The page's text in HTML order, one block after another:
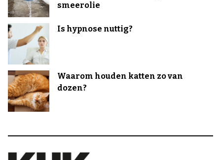
smeerolie
Is hypnose nuttig?
Waarom houden katten zo van
dozen?